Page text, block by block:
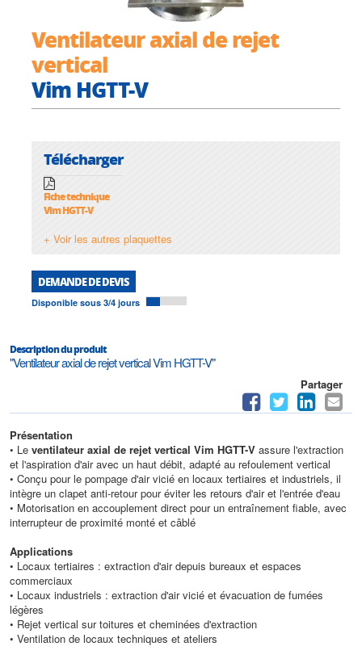
Ventilateur axial de rejet
vertical
Vim HGTT-V
Télécharger
Fiche technique
Vim HGTT-V
+ Voir les autres plaquettes
DEMANDE DE DEVIS
Disponible sous 3/4 jours
Description du produit
"Ventilateur axial de rejet vertical Vim HGTT-V"
Partager
Présentation
• Le ventilateur axial de rejet vertical Vim HGTT-V assure l'extraction
et l'aspiration d'air avec un haut débit, adapté au refoulement vertical
• Conçu pour le pompage d'air vicié en locaux tertiaires et industriels, il
intègre un clapet anti-retour pour éviter les retours d'air et l'entrée d'eau
• Motorisation en accouplement direct pour un entraînement fiable, avec
interrupteur de proximité monté et câblé
Applications
• Locaux tertiaires : extraction d'air depuis bureaux et espaces
commerciaux
• Locaux industriels : extraction d'air vicié et évacuation de fumées
légères
• Rejet vertical sur toitures et cheminées d'extraction
• Ventilation de locaux techniques et ateliers